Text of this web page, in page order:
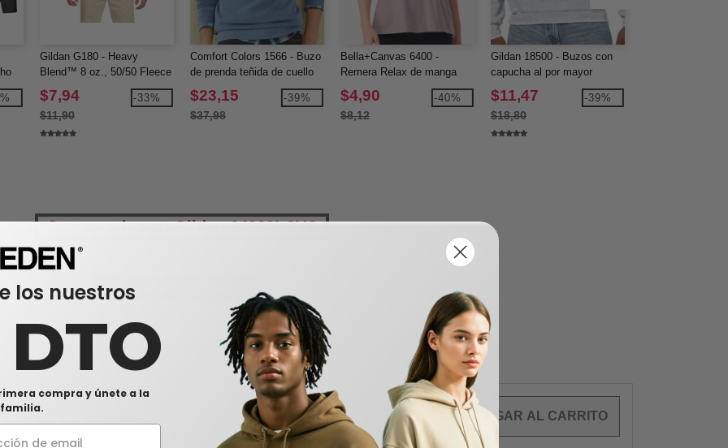
Gildan G180 - Heavy
Blend™ 8 oz., 50/50 Fleece
Crew (18000)
$7,94
$11,90
-33%
Comfort Colors 1566 - Buzo
de prenda teñida de cuello
redondo
$23,15
$37,98
-39%
Bella+Canvas 6400 -
Remera Relax de manga
corta Jersey
$4,90
$8,12
-40%
Gildan 18500 - Buzos con
capucha al por mayor
$11,47
$18,80
-39%
Comentarios en Gildan 64220LCVC
Añadir un comentario
0ARTÍCULOS $ 0.00
los nuestros
compra y únete a la
familia.